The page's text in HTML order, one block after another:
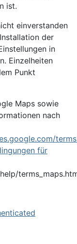
ist.
einverstanden
der
in
Einzelheiten
Punkt
Maps sowie
nach
für